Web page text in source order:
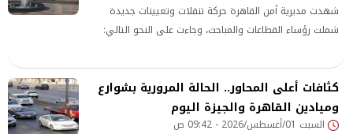
شهدت مديرية أمن القاهرة حركة تنقلات وتعيينات جديدة
شملت رؤساء القطاعات والمباحث، وجاءت على النحو التالي:
كثافات أعلى المحاور.. الحالة المرورية بشوارع
وميادين القاهرة والجيزة اليوم
السبت 01/أغسطس/2026 - 09:42 ص